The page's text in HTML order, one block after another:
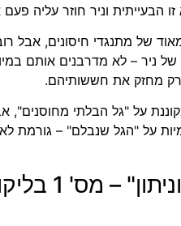
הבעייתית וניר חוזר עליה
של מתנגדי חיסונים, אבל
של ניר – לא מדרבנים אותם
מחזק את חששותיהם.
במיוחד ערוץ 12, מקוננת על "גל
על "הגל שנבלם" – גורמת
סימה